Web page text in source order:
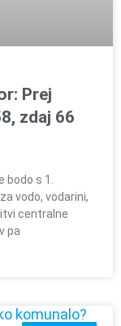
Prej
zdaj 66
s 1.
vodo, vodarini,
centralne
pa